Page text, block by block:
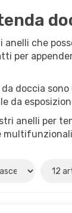
anelli che
per
doccia
da
anelli per